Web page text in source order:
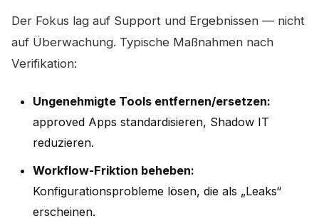
Der Fokus lag auf Support und Ergebnissen — nicht
auf Überwachung. Typische Maßnahmen nach
Verifikation:
Ungenehmigte Tools entfernen/ersetzen:
approved Apps standardisieren, Shadow IT
reduzieren.
Workflow-Friktion beheben:
Konfigurationsprobleme lösen, die als „Leaks“
erscheinen.